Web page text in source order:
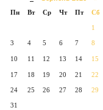
Пн
Вт Ср Чт Пт Сб
1
3 4 5 6 7 8
10 11 12 13 14 15
17 18 19 20 21 22
24 25 26 27 28 29
31